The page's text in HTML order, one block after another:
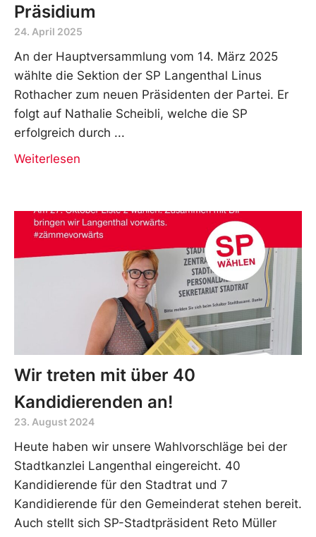
Präsidium
24. April 2025
An der Hauptversammlung vom 14. März 2025
wählte die Sektion der SP Langenthal Linus
Rothacher zum neuen Präsidenten der Partei. Er
folgt auf Nathalie Scheibli, welche die SP
erfolgreich durch
Weiterlesen
Wir treten mit über 40
Kandidierenden an!
23. August 2024
Heute haben wir unsere Wahlvorschläge bei der
Stadtkanzlei Langenthal eingereicht. 40
Kandidierende für den Stadtrat und 7
Kandidierende für den Gemeinderat stehen bereit.
Auch stellt sich SP-Stadtpräsident Reto Müller